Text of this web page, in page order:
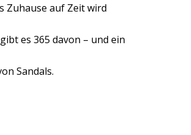
Zuhause auf Zeit wird
es 365 davon – und ein
Sandals.